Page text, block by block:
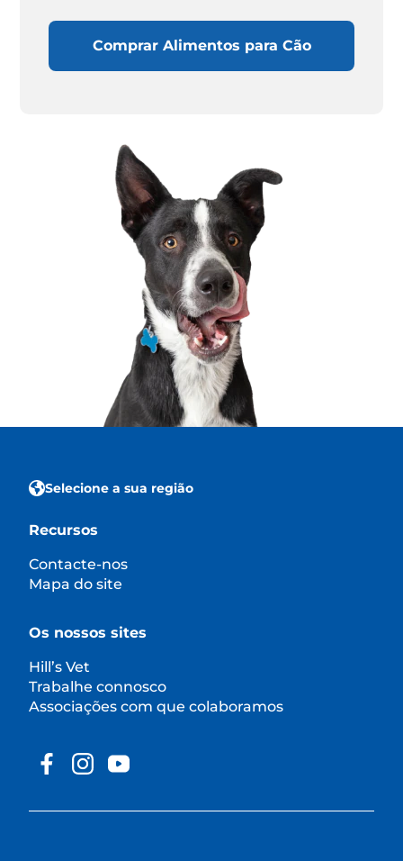
Comprar Alimentos para Cão
Selecione a sua região
Recursos
Contacte-nos
Mapa do site
Os nossos sites
Hill’s Vet
Trabalhe connosco
Associações com que colaboramos